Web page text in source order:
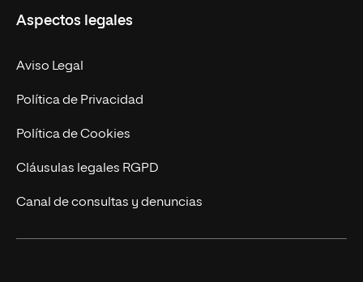
Doctorados
Experto Universitario
Postgrados
Cursos Universitarios
Facultades
Nuestro Equipo
Trabaja en UNIR
Actualidad
UNIR Revista
Eventos
Aspectos legales
Aviso Legal
Política de Privacidad
Política de Cookies
Cláusulas legales RGPD
Canal de consultas y denuncias